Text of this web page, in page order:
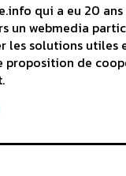
qui a eu 20
un webmedia
les solutions
proposition de